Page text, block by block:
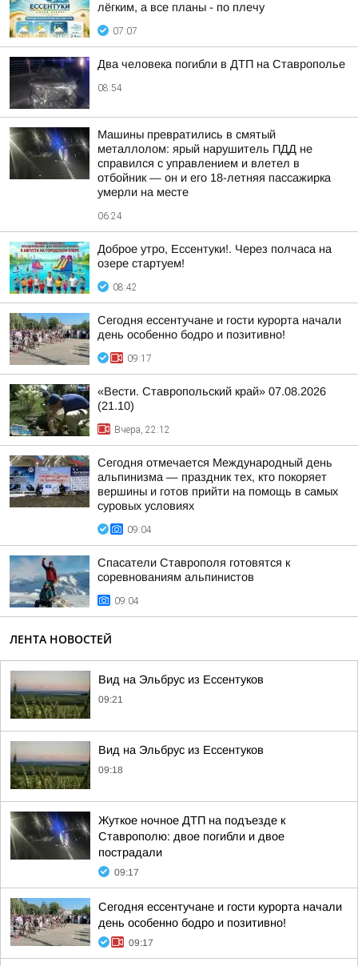
лёгким, а все планы - по плечу
07:07
Два человека погибли в ДТП на Ставрополье
08:54
Машины превратились в смятый
металлолом: ярый нарушитель ПДД не
справился с управлением и влетел в
отбойник — он и его 18-летняя пассажирка
умерли на месте
06:24
Доброе утро, Ессентуки!. Через полчаса на
озере стартуем!
08:42
Сегодня ессентучане и гости курорта начали
день особенно бодро и позитивно!
09:17
«Вести. Ставропольский край» 07.08.2026
(21.10)
Вчера, 22:12
Сегодня отмечается Международный день
альпинизма — праздник тех, кто покоряет
вершины и готов прийти на помощь в самых
суровых условиях
09:04
Спасатели Ставрополя готовятся к
соревнованиям альпинистов
09:04
ЛЕНТА НОВОСТЕЙ
Вид на Эльбрус из Ессентуков
09:21
Вид на Эльбрус из Ессентуков
09:18
Жуткое ночное ДТП на подъезде к
Ставрополю: двое погибли и двое
пострадали
09:17
Сегодня ессентучане и гости курорта начали
день особенно бодро и позитивно!
09:17